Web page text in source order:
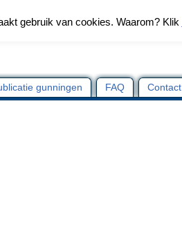
gunningen FAQ Contact
gebruik van cookies. Waarom? Klik